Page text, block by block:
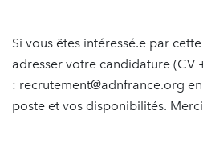
Si vous êtes intéressé.e par
adresser votre candidature (CV
: recrutement@adnfrance.org
poste et vos disponibilités.